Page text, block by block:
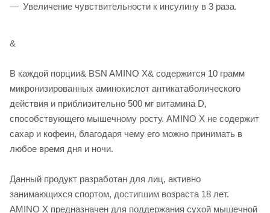
Увеличение чувствительности к инсулину в 3 раза.
&
В каждой порции& BSN AMINO X& содержится 10 грамм
микронизированных аминокислот антикатаболического
действия и приблизительно 500 мг витамина D,
способствующего мышечному росту. AMINO X не содержит
сахар и кофеин, благодаря чему его можно принимать в
любое время дня и ночи.
Данный продукт разработан для лиц, активно
занимающихся спортом, достигшим возраста 18 лет.
AMINO X предназначен для поддержания сухой мышечной